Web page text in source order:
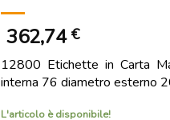
362,74€
12800 Etichette in Carta
interna 76 diametro esterno
L'articolo è disponibile!